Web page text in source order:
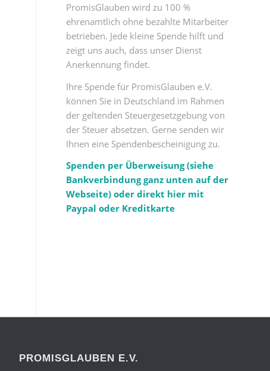
PromisGlauben wird zu 100 %
ehrenamtlich ohne bezahlte Mitarbeiter
betrieben. Jede kleine Spende hilft und
zeigt uns auch, dass unser Dienst
Anerkennung findet.
Ihre Spende für PromisGlauben e.V.
können Sie in Deutschland im Rahmen
der geltenden Steuergesetzgebung von
der Steuer absetzen. Gerne senden wir
Ihnen eine Spendenbescheinigung zu.
Spenden per Überweisung (siehe
Bankverbindung ganz unten auf der
Webseite) oder direkt hier mit
Paypal oder Kreditkarte
PROMISGLAUBEN E.V.